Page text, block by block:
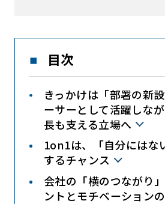
目次
きっかけは「部署の新
ーサーとして活躍しな
長も支える立場へ
1on1は、「自分にはな
するチャンス
会社の「横のつながり
ントとモチベーション